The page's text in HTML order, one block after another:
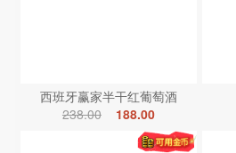
西班牙赢家半干红葡萄酒
238.00
188.00